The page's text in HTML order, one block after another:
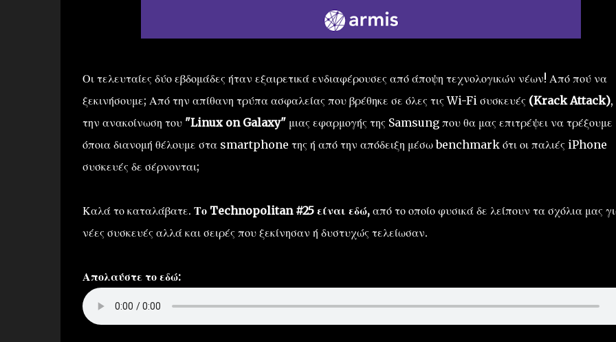
Οι τελευταίες δύο εβδομάδες ήταν εξαιρετικά ενδιαφέρουσες από άποψη τεχνολογικών νέων! Από πού να
ξεκινήσουμε; Από την απίθανη τρύπα ασφαλείας που βρέθηκε σε όλες τις Wi-Fi συσκευές (Krack Attack),
την ανακοίνωση του "Linux on Galaxy"μιας εφαρμογής της Samsung που θα μας επιτρέψει να τρέξουμε
όποια διανομή θέλουμε στα smartphone της ή από την απόδειξη μέσω benchmark ότι οι παλιές iPhone
συσκευές δε σέρνονται;
Καλά το καταλάβατε. Το Technopolitan #25 είναι εδώ,από το οποίο φυσικά δε λείπουν τα σχόλια μας
νέες συσκευές αλλά και σειρές που ξεκίνησαν ή δυστυχώς τελείωσαν.
Απολαύστε το εδώ: